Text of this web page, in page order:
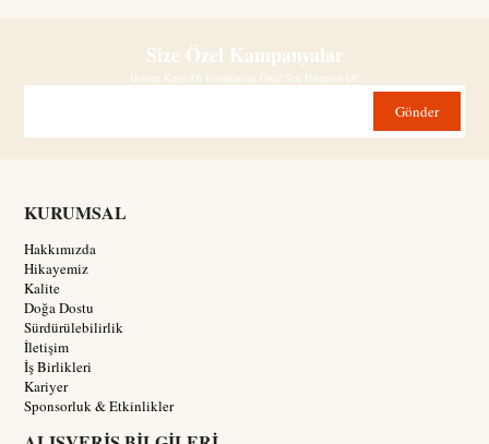
Size Özel Kampanyalar
Hemen Kayıt Ol Fırsatlardan Önce Sen Haberdar Ol!
Gönder
KURUMSAL
Hakkımızda
Hikayemiz
Kalite
Doğa Dostu
Sürdürülebilirlik
İletişim
İş Birlikleri
Kariyer
Sponsorluk & Etkinlikler